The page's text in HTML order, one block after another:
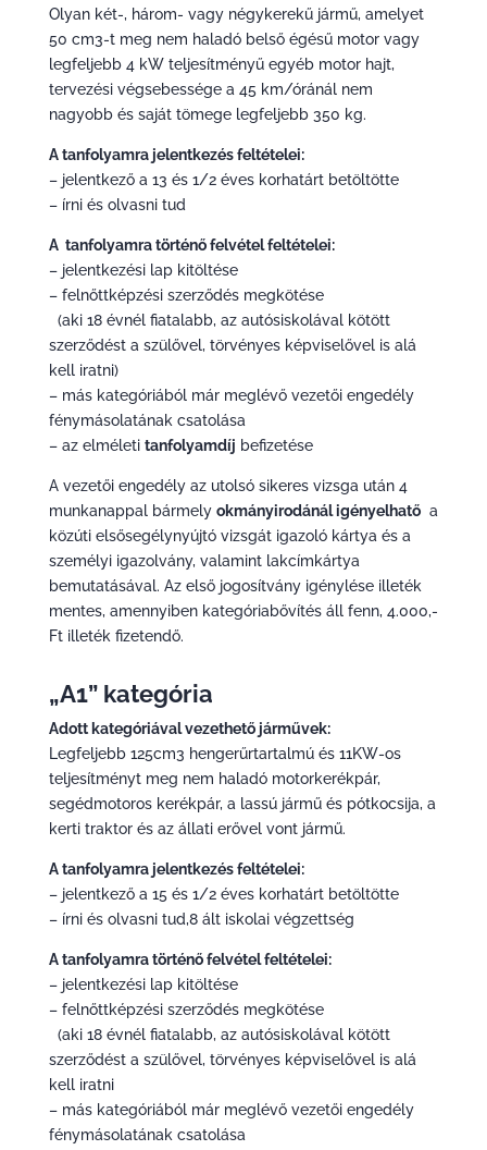
Olyan két-, három- vagy négykerekű jármű, amelyet
50 cm3-t meg nem haladó belső égésű motor vagy
legfeljebb 4 kW teljesítményű egyéb motor hajt,
tervezési végsebessége a 45 km/óránál nem
nagyobb és saját tömege legfeljebb 350 kg.
A tanfolyamra jelentkezés feltételei:
– jelentkező a 13 és 1/2 éves korhatárt betöltötte
– írni és olvasni tud
A tanfolyamra történő felvétel feltételei:
– jelentkezési lap kitöltése
– felnőttképzési szerződés megkötése
(aki 18 évnél fiatalabb, az autósiskolával kötött
szerződést a szülővel, törvényes képviselővel is alá
kell iratni)
– más kategóriából már meglévő vezetői engedély
fénymásolatának csatolása
– az elméleti tanfolyamdíj befizetése
A vezetői engedély az utolsó sikeres vizsga után 4
munkanappal bármely okmányirodánál igényelhatőa
közúti elsősegélynyújtó vizsgát igazoló kártya és a
személyi igazolvány, valamint lakcímkártya
bemutatásával. Az első jogosítvány igénylése illeték
mentes, amennyiben kategóriabővítés áll fenn, 4.000,-
Ft illeték fizetendő.
„A1” kategória
Adott kategóriával vezethető járművek:
Legfeljebb 125cm3 hengerűrtartalmú és 11KW-os
teljesítményt meg nem haladó motorkerékpár,
segédmotoros kerékpár, a lassú jármű és pótkocsija, a
kerti traktor és az állati erővel vont jármű.
A tanfolyamra jelentkezés feltételei:
– jelentkező a 15 és 1/2 éves korhatárt betöltötte
– írni és olvasni tud,8 ált iskolai végzettség
A tanfolyamra történő felvétel feltételei:
– jelentkezési lap kitöltése
– felnőttképzési szerződés megkötése
(aki 18 évnél fiatalabb, az autósiskolával kötött
szerződést a szülővel, törvényes képviselővel is alá
kell iratni
– más kategóriából már meglévő vezetői engedély
fénymásolatának csatolása